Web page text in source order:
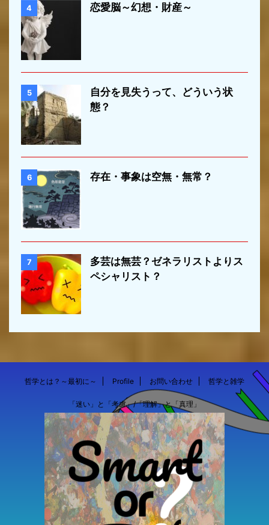
4 恋愛脳～幻想・財産～
5
自分を見失うって、どういう状
態？
6 存在・事象は空無・無常？
7
多芸は無芸？ゼネラリストよりス
ペシャリスト？
哲学とは？～最初に～ Profile お問い合わせ 哲学と雑学
「迷い」と「考慮」/「理解」と「真理」